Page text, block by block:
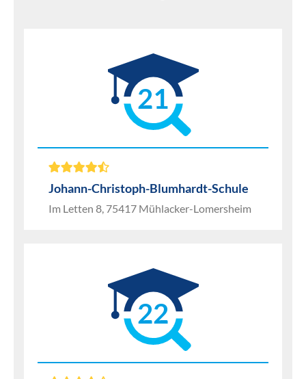
21
Johann-Christoph-Blumhardt-Schule
Im Letten 8, 75417 Mühlacker-Lomersheim
22